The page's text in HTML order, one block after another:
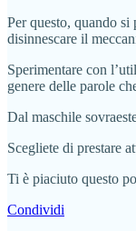
Per questo, quando
disinnescare il
Sperimentare con
genere delle parole
Dal maschile
Scegliete di prestare
Ti è piaciuto questo
Condividi